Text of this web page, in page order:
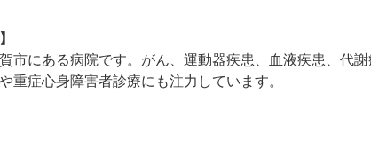
市にある病院です。がん、運動器疾患、血液疾患、代
重症心身障害者診療にも注力しています。